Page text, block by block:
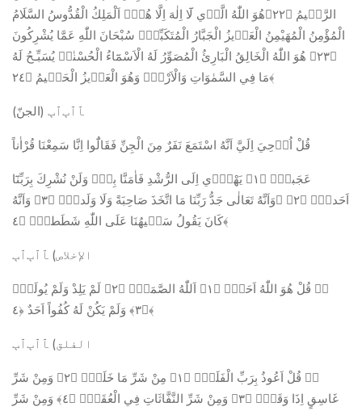
الرَّح۪يمُ ﴿٢٢﴾هُوَ اللّٰهُ الَّذ۪ي لَٓا اِلٰهَ اِلَّا هُوَۚ اَلْمَلِكُ الْقُدُّوسُ السَّلَامُ
الْمُؤْمِنُ الْمُهَيْمِنُ الْعَز۪يزُ الْجَبَّارُ الْمُتَكَبِّرُۜ سُبْحَانَ اللّٰهِ عَمَّا يُشْرِكُونَ
﴿٢٣﴾ هُوَ اللّٰهُ الْخَالِقُ الْبَارِئُ الْمُصَوِّرُ لَهُ الْاَسْمَٓاءُ الْحُسْنٰىۜ يُسَبِّـحُ لَهُ
مَا فِي السَّمٰوَاتِ وَالْاَرْضِۚ وَهُوَ الْعَز۪يزُ الْحَك۪يمُ ﴿٢٤﴾
(الجنّ) ﭑﭐﭒﭐﭓ
قُلْ اُو۫حِيَ اِلَيَّ اَنَّهُ اسْتَمَعَ نَفَرٌ مِنَ الْجِنِّ فَقَالُٓوا اِنَّا سَمِعْنَا قُرْاٰناً
عَجَباًۙ ﴿١﴾ يَهْد۪ٓي اِلَى الرُّشْدِ فَاٰمَنَّا بِه۪ۜ وَلَنْ نُشْرِكَ بِرَبِّنَٓا
اَحَداًۙ ﴿٢﴾ ﭐوَاَنَّهُ تَعَالٰى جَدُّ رَبِّنَا مَا اتَّخَذَ صَاحِبَةً وَلَا وَلَداًۙ ﴿٣﴾ وَاَنَّهُ
كَانَ يَقُولُ سَف۪يهُنَا عَلَى اللّٰهِ شَطَطاًۙ ﴿٤﴾
الإخلاص) ﭑﭐﭒﭐﭓ
ﱡﭐ قُلْ هُوَ اللّٰهُ اَحَدٌۚ ﴿١﴾ اَللّٰهُ الصَّمَدُۚ ﴿٢﴾ لَمْ يَلِدْ وَلَمْ يُولَدْۙ
﴿٣﴾ وَلَمْ يَكُنْ لَهُ كُفُواً اَحَدٌ ﴿٤﴾
الفلق) ﭑﭐﭒﭐﭓ
ﱡﭐ قُلْ اَعُوذُ بِرَبِّ الْفَلَقِۙ ﴿١﴾ مِنْ شَرِّ مَا خَلَقَۙ ﴿٢﴾ وَمِنْ شَرِّ
غَاسِقٍ اِذَا وَقَبَۙ ﴿٣﴾ وَمِنْ شَرِّ النَّفَّاثَاتِ فِي الْعُقَدِۙ ﴿٤﴾ وَمِنْ شَرِّ